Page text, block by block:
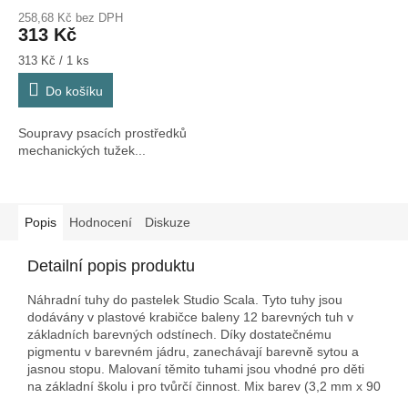
258,68 Kč bez DPH
313 Kč
Měrná
cena:
313 Kč / 1 ks
Do košíku
Soupravy psacích prostředků
mechanických tužek...
Popis Hodnocení Diskuze
Detailní popis produktu
Náhradní tuhy do pastelek Studio Scala. Tyto tuhy jsou
dodávány v plastové krabičce baleny 12 barevných tuh v
základních barevných odstínech. Díky dostatečnému
pigmentu v barevném jádru, zanechávají barevně sytou a
jasnou stopu. Malovaní těmito tuhami jsou vhodné pro děti
na základní školu i pro tvůrčí činnost. Mix barev (3,2 mm x 90